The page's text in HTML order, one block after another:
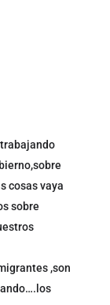
cosas vaya
sobre
,son